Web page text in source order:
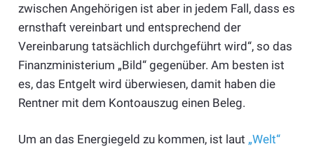
zwischen Angehörigen ist aber in jedem Fall, dass es
ernsthaft vereinbart und entsprechend der
Vereinbarung tatsächlich durchgeführt wird“, so das
Finanzministerium „Bild“ gegenüber. Am besten ist
es, das Entgelt wird überwiesen, damit haben die
Rentner mit dem Kontoauszug einen Beleg.
Um an das Energiegeld zu kommen, ist laut „Welt“